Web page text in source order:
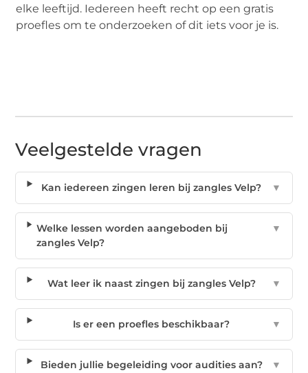
elke leeftijd. Iedereen heeft recht op een gratis
proefles om te onderzoeken of dit iets voor je is.
Veelgestelde vragen
Kan iedereen zingen leren bij zangles Velp? ▼
Welke lessen worden aangeboden bij
zangles Velp?
▼
Wat leer ik naast zingen bij zangles Velp? ▼
Is er een proefles beschikbaar? ▼
Bieden jullie begeleiding voor audities aan? ▼